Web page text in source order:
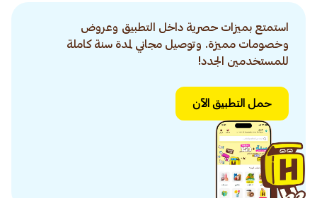
استمتع بميزات حصرية داخل التطبيق وعروض
وخصومات مميزة. وتوصيل مجاني لمدة سنة كاملة
للمستخدمين الجدد!
حمل التطبيق الآن